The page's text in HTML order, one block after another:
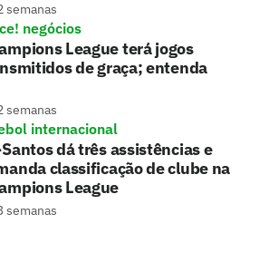
semanas
negócios
League terá jogos
de graça; entenda
semanas
internacional
dá três assistências e
classificação de clube na
League
semanas